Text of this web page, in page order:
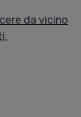
da vicino